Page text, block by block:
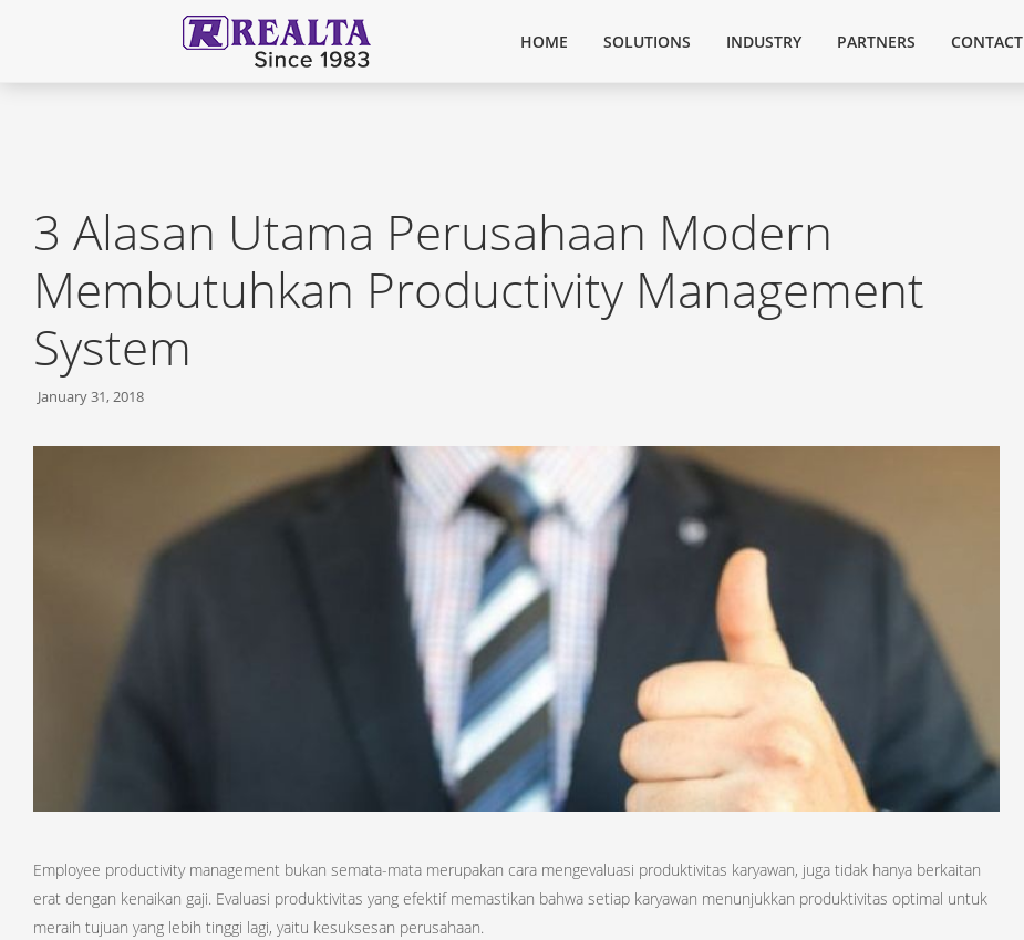
HOME SOLUTIONS INDUSTRY PARTNERS CONTACT
3 Alasan Utama Perusahaan Modern
Membutuhkan Productivity Management
System
January 31, 2018
Employee productivity management bukan semata-mata merupakan cara mengevaluasi produktivitas karyawan, juga tidak hanya berkaitan
erat dengan kenaikan gaji. Evaluasi produktivitas yang efektif memastikan bahwa setiap karyawan menunjukkan produktivitas optimal untuk
meraih tujuan yang lebih tinggi lagi, yaitu kesuksesan perusahaan.